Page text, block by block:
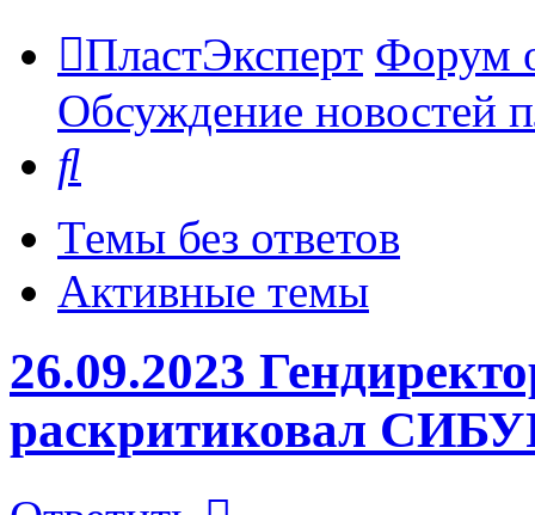
ПластЭксперт Форум
Обсуждение новостей
Темы без ответов
Активные темы
26.09.2023
раскритиковал